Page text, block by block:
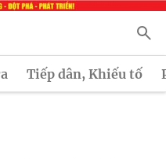
Tiếp dân, Khiếu tố